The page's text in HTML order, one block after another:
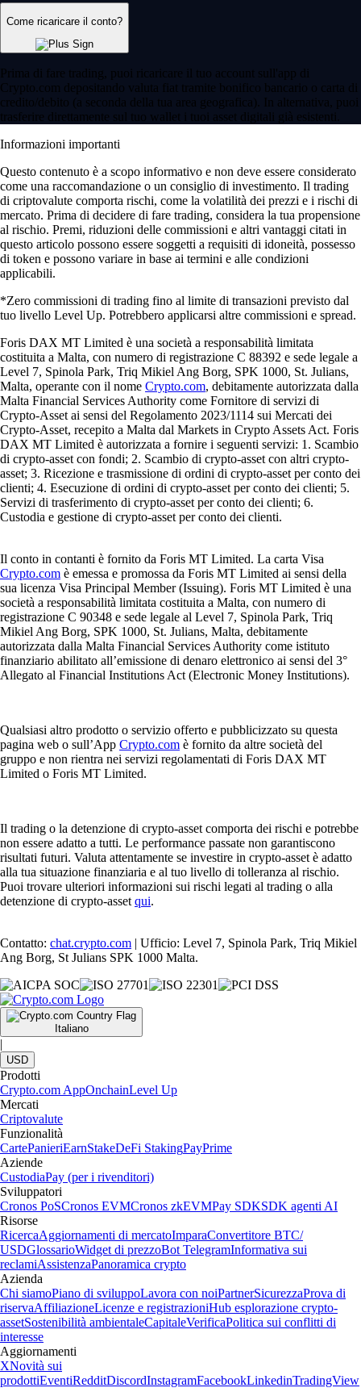
Come ricaricare il conto?
Prima di fare trading, puoi ricaricare il tuo account sull'app di
Crypto.com depositando valuta fiat tramite bonifico bancario o carta di
credito/debito (a seconda della tua area geografica). In alternativa, puoi
trasferire direttamente sul tuo wallet i tuoi asset digitali già esistenti.
Informazioni importanti
Questo contenuto è a scopo informativo e non deve essere considerato
come una raccomandazione o un consiglio di investimento. Il trading
di criptovalute comporta rischi, come la volatilità dei prezzi e i rischi di
mercato. Prima di decidere di fare trading, considera la tua propensione
al rischio. Premi, riduzioni delle commissioni e altri vantaggi citati in
questo articolo possono essere soggetti a requisiti di idoneità, possesso
di token e possono variare in base ai termini e alle condizioni
applicabili.
*Zero commissioni di trading fino al limite di transazioni previsto dal
tuo livello Level Up. Potrebbero applicarsi altre commissioni e spread.
Foris DAX MT Limited è una società a responsabilità limitata
costituita a Malta, con numero di registrazione C 88392 e sede legale a
Level 7, Spinola Park, Triq Mikiel Ang Borg, SPK 1000, St. Julians,
Malta, operante con il nome Crypto.com, debitamente autorizzata dalla
Malta Financial Services Authority come Fornitore di servizi di
Crypto-Asset ai sensi del Regolamento 2023/1114 sui Mercati dei
Crypto-Asset, recepito a Malta dal Markets in Crypto Assets Act. Foris
DAX MT Limited è autorizzata a fornire i seguenti servizi: 1. Scambio
di crypto-asset con fondi; 2. Scambio di crypto-asset con altri crypto-
asset; 3. Ricezione e trasmissione di ordini di crypto-asset per conto dei
clienti; 4. Esecuzione di ordini di crypto-asset per conto dei clienti; 5.
Servizi di trasferimento di crypto-asset per conto dei clienti; 6.
Custodia e gestione di crypto-asset per conto dei clienti.
Il conto in contanti è fornito da Foris MT Limited. La carta Visa
Crypto.com è emessa e promossa da Foris MT Limited ai sensi della
sua licenza Visa Principal Member (Issuing). Foris MT Limited è una
società a responsabilità limitata costituita a Malta, con numero di
registrazione C 90348 e sede legale al Level 7, Spinola Park, Triq
Mikiel Ang Borg, SPK 1000, St. Julians, Malta, debitamente
autorizzata dalla Malta Financial Services Authority come istituto
finanziario abilitato all’emissione di denaro elettronico ai sensi del 3°
Allegato al Financial Institutions Act (Electronic Money Institutions).
Qualsiasi altro prodotto o servizio offerto e pubblicizzato su questa
pagina web o sull’App Crypto.com è fornito da altre società del
gruppo e non rientra nei servizi regolamentati di Foris DAX MT
Limited o Foris MT Limited.
Il trading o la detenzione di crypto-asset comporta dei rischi e potrebbe
non essere adatto a tutti. Le performance passate non garantiscono
risultati futuri. Valuta attentamente se investire in crypto-asset è adatto
alla tua situazione finanziaria e al tuo livello di tolleranza al rischio.
Puoi trovare ulteriori informazioni sui rischi legati al trading o alla
detenzione di crypto-asset qui.
Contatto: chat.crypto.com | Ufficio: Level 7, Spinola Park, Triq Mikiel
Ang Borg, St Julians SPK 1000 Malta.
Italiano
|
USD
Prodotti
Crypto.com AppOnchainLevel Up
Mercati
Criptovalute
Funzionalità
CartePanieriEarnStakeDeFi StakingPayPrime
Aziende
CustodiaPay (per i rivenditori)
Sviluppatori
Cronos PoSCronos EVMCronos zkEVMPay SDKSDK agenti AI
Risorse
RicercaAggiornamenti di mercatoImparaConvertitore BTC/
USDGlossarioWidget di prezzoBot TelegramInformativa sui
reclamiAssistenzaPanoramica crypto
Azienda
Chi siamoPiano di sviluppoLavora con noiPartnerSicurezzaProva di
riservaAffiliazioneLicenze e registrazioniHub esplorazione crypto-
assetSostenibilità ambientaleCapitaleVerificaPolitica sui conflitti di
interesse
Aggiornamenti
XNovità sui
prodottiEventiRedditDiscordInstagramFacebookLinkedinTradingView